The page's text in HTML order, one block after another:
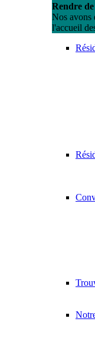
Rendre
Nos avons
l'accueil